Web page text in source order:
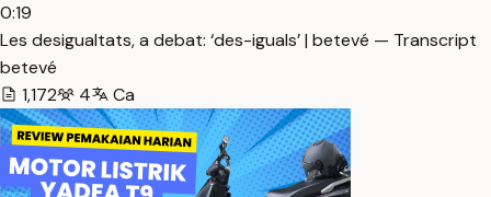
0:19
Les desigualtats, a debat: ‘des-iguals’ | betevé — Transcript
betevé
1,172
4 Ca